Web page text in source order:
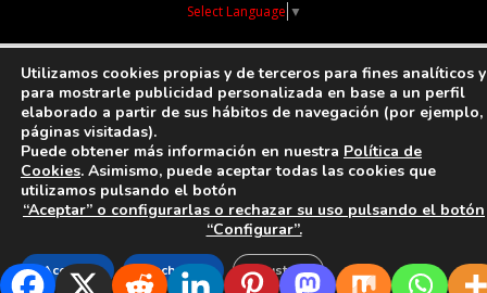
Select Language ▼
Utilizamos cookies propias y de terceros para fines analíticos y
para mostrarle publicidad personalizada en base a un perfil
elaborado a partir de sus hábitos de navegación (por ejemplo,
páginas visitadas).
Puede obtener más información en nuestra Política de
Cookies. Asimismo, puede aceptar todas las cookies que
utilizamos pulsando el botón
“Aceptar” o configurarlas o rechazar su uso pulsando el botón
“Configurar”.
Aceptar Rechazar Ajustes